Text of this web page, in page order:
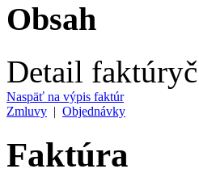
Obsah
Detail faktúry
Naspäť na výpis faktúr
Zmluvy | Objednávky
Faktúra